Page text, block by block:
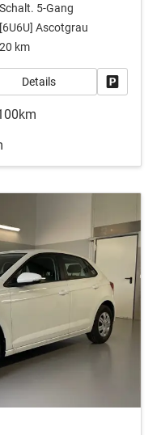
Schalt. 5-Gang
[6U6U] Ascotgrau
20 km
Details